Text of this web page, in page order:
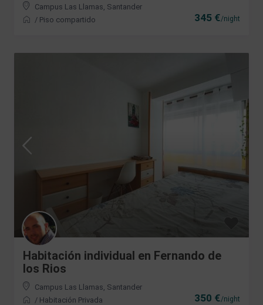
345 €/night
Campus Las Llamas Santander
/ Piso compartido
350 €/night
Habitación individual en Fernando de
los Rios
Campus Las Llamas Santander
/ Habitación Privada